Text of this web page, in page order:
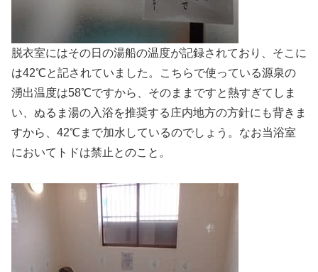
脱衣室にはその日の湯船の温度が記録されており、そこに
は42℃と記されていました。こちらで使っている源泉の
湧出温度は58℃ですから、そのままですと熱すぎてしま
い、ぬるま湯の入浴を推奨する庄内地方の方針にも背きま
すから、42℃まで加水しているのでしょう。なお当浴室
においてトドは禁止とのこと。